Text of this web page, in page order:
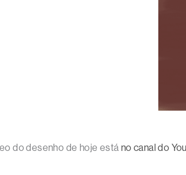
do desenho de hoje está no canal do